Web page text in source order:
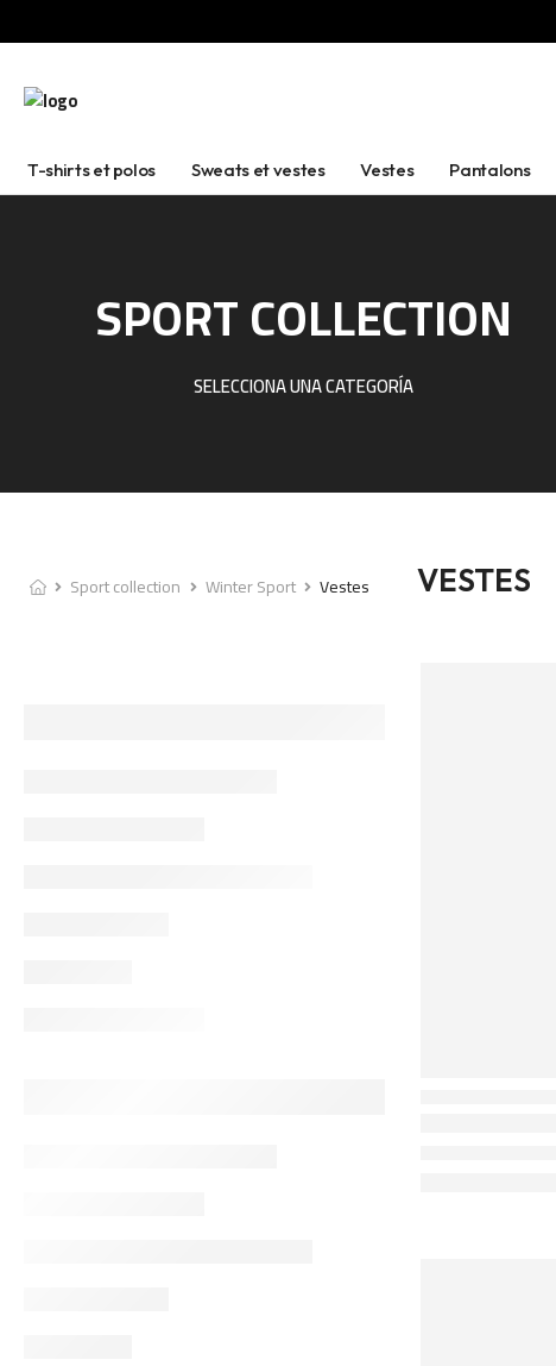
T-shirts et polos Sweats et vestes Vestes Pantalons
SPORT COLLECTION
SELECCIONA UNA CATEGORÍA
Sport collection Winter Sport Vestes VESTES